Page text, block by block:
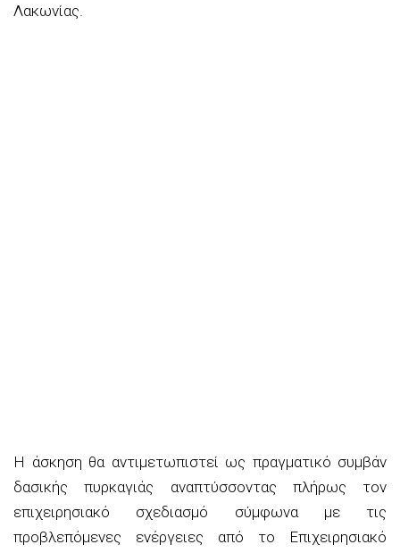
Λακωνίας.
Η άσκηση θα αντιμετωπιστεί ως πραγματικό συμβάν
δασικής πυρκαγιάς αναπτύσσοντας πλήρως τον
επιχειρησιακό σχεδιασμό σύμφωνα με τις
προβλεπόμενες ενέργειες από το Επιχειρησιακό